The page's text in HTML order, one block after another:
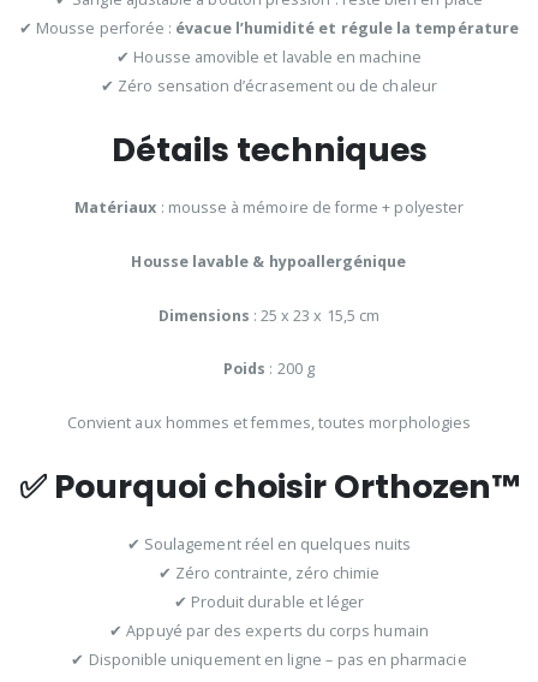
✔ Mousse perforée : évacue l’humidité et régule la température
✔ Housse amovible et lavable en machine
✔ Zéro sensation d’écrasement ou de chaleur
Détails techniques
Matériaux : mousse à mémoire de forme + polyester
Housse lavable & hypoallergénique
Dimensions : 25 x 23 x 15,5 cm
Poids : 200 g
Convient aux hommes et femmes, toutes morphologies
✅ Pourquoi choisir Orthozen™
✔ Soulagement réel en quelques nuits
✔ Zéro contrainte, zéro chimie
✔ Produit durable et léger
✔ Appuyé par des experts du corps humain
✔ Disponible uniquement en ligne – pas en pharmacie